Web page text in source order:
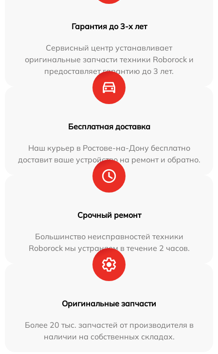
Гарантия до 3-х лет
Сервисный центр устанавливает
оригинальные запчасти техники Roborock и
предоставляет гарантию до 3 лет.
Бесплатная доставка
Наш курьер в Ростове-на-Дону бесплатно
доставит ваше устройство на ремонт и обратно.
Срочный ремонт
Большинство неисправностей техники
Roborock мы устраняем в течение 2 часов.
Оригинальные запчасти
Более 20 тыс. запчастей от производителя в
наличии на собственных складах.